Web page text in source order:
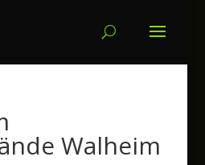
Walheim